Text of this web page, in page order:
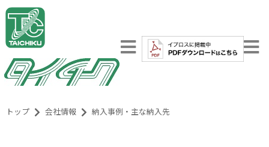
イ
ス
トップ 会社情報 納入事例・主な納入先